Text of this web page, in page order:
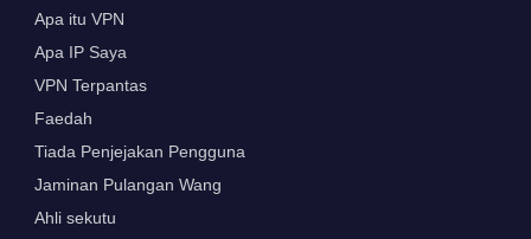
Apa itu VPN
Apa IP Saya
VPN Terpantas
Faedah
Tiada Penjejakan Pengguna
Jaminan Pulangan Wang
Ahli sekutu